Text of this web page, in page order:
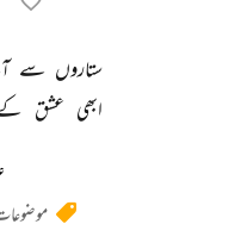
ستاروں سے
ابھی عشق